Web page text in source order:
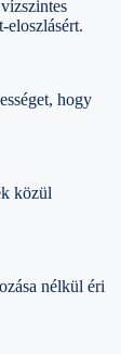
eloszlásért.
hogy
közül
nélkül éri